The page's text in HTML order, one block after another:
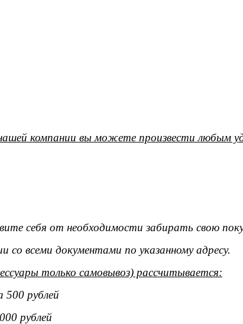
компании вы можете произвести любым
себя от необходимости забирать свою
всеми документами по указанному адресу.
только самовывоз) рассчитывается:
500 рублей
рублей